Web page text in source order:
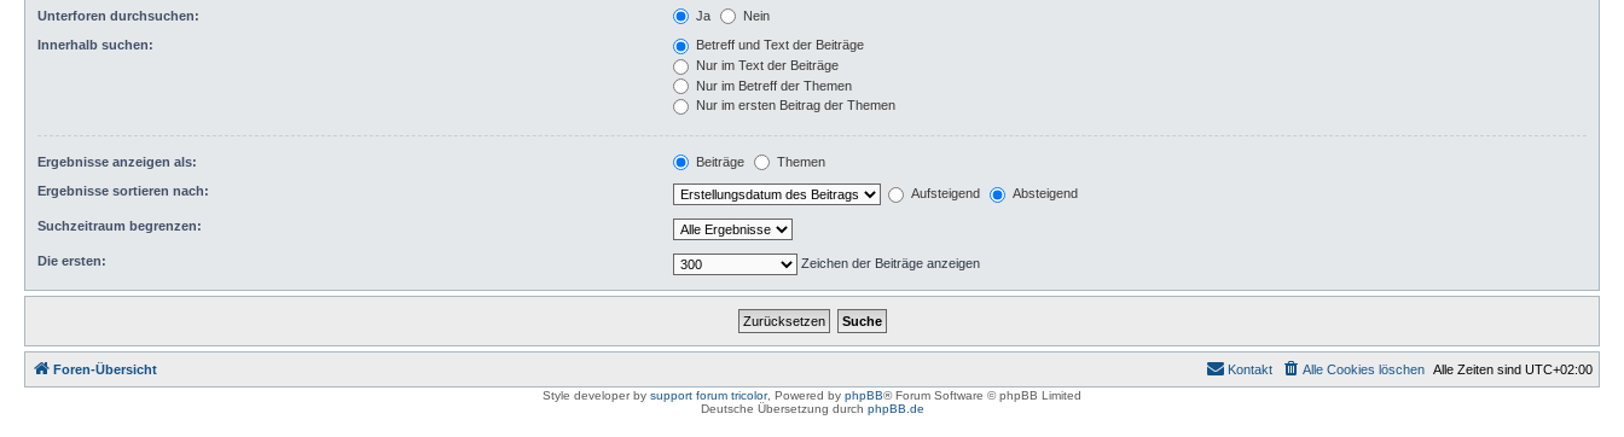
Unterforen durchsuchen: Ja Nein
Innerhalb suchen:
Betreff und Text der Beiträge
Nur im Text der Beiträge
Nur im Betreff der Themen
Nur im ersten Beitrag der Themen
Ergebnisse anzeigen als: Beiträge Themen
Ergebnisse sortieren nach: Aufsteigend Absteigend
Suchzeitraum begrenzen:
Die ersten: Zeichen der Beiträge anzeigen
Foren-Übersicht Alle Zeiten sind UTC+02:00
Alle Cookies löschen
Kontakt
Style developer by support forum tricolor, Powered by phpBB® Forum Software © phpBB Limited
Deutsche Übersetzung durch phpBB.de